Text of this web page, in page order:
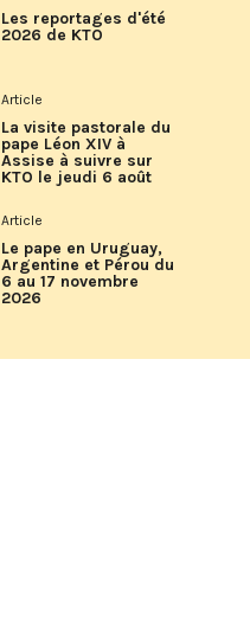
Les reportages d'été
2026 de KTO
Article
La visite pastorale du
pape Léon XIV à
Assise à suivre sur
KTO le jeudi 6 août
Article
Le pape en Uruguay,
Argentine et Pérou du
6 au 17 novembre
2026